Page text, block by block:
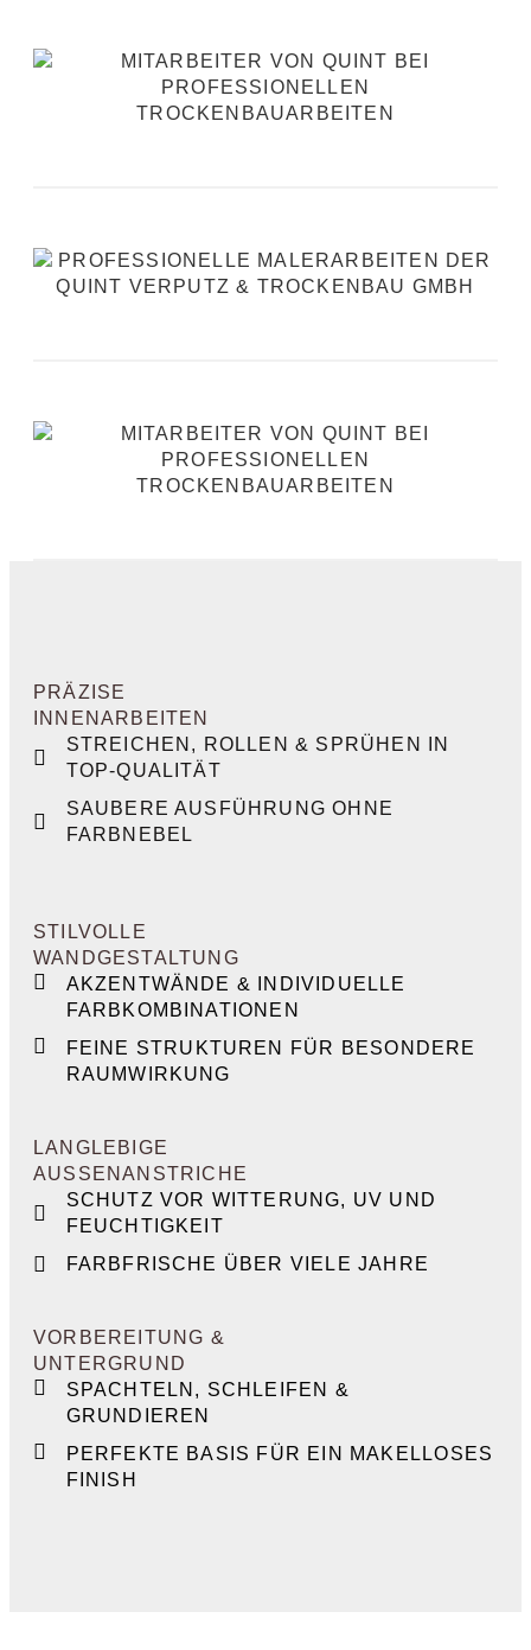
PRÄZISE
INNENARBEITEN
STREICHEN, ROLLEN & SPRÜHEN IN
TOP-QUALITÄT
SAUBERE AUSFÜHRUNG OHNE
FARBNEBEL
STILVOLLE
WANDGESTALTUNG
AKZENTWÄNDE & INDIVIDUELLE
FARBKOMBINATIONEN
FEINE STRUKTUREN FÜR BESONDERE
RAUMWIRKUNG
LANGLEBIGE
AUSSENANSTRICHE
SCHUTZ VOR WITTERUNG, UV UND
FEUCHTIGKEIT
FARBFRISCHE ÜBER VIELE JAHRE
VORBEREITUNG &
UNTERGRUND
SPACHTELN, SCHLEIFEN &
GRUNDIEREN
PERFEKTE BASIS FÜR EIN MAKELLOSES
FINISH